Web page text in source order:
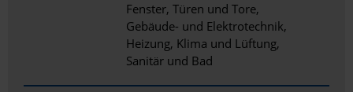
Fenster, Türen und Tore
Gebäude- und Elektrotechnik
Heizung, Klima und Lüftung
Sanitär und Bad